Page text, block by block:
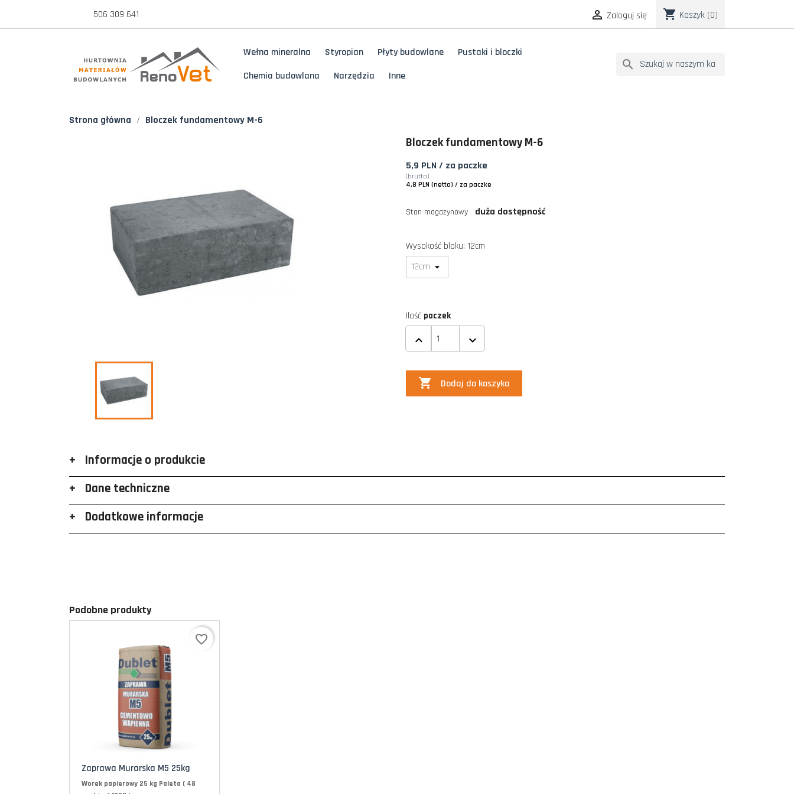
506 309 641  Zaloguj się shopping_cart Koszyk (0)
Wełna mineralna Styropian Płyty budowlane
Pustaki i bloczki
Chemia budowlana
Narzędzia Inne
search
Strona główna Bloczek fundamentowy M-6
Bloczek fundamentowy M-6
5,9 PLN / za paczke
(brutto)
4,8 PLN (netto) / za paczke
Stan magazynowy duża dostępność
Wysokość bloku: 12cm
Ilość paczek
 Dodaj do koszyka
Informacje o produkcie
Dane techniczne
Dodatkowe informacje
Podobne produkty
Zaprawa Murarska M5 25kg
Worek papierowy 25 kg Paleta ( 48
favorite_border